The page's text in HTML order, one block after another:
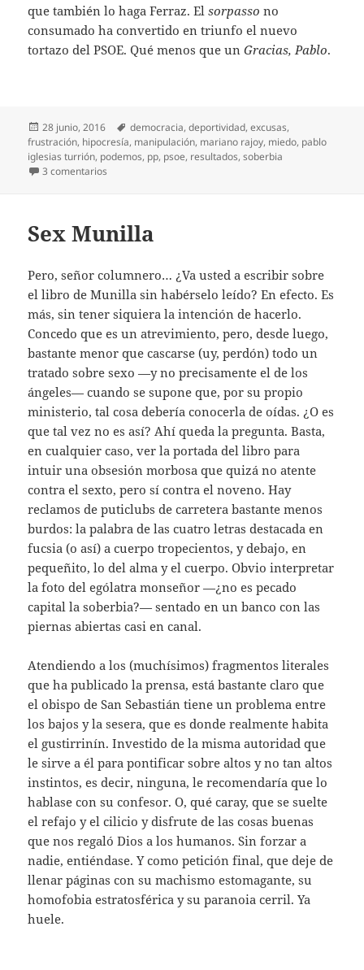
que también lo haga Ferraz. Elsorpasso no
consumado ha convertido en triunfo el nuevo
tortazo del PSOE. Qué menos que unGracias, Pablo.
Publicado
el
28 junio, 2016 Etiquetas
democracia,deportividad,excusas,
frustración, hipocresía, manipulación, mariano rajoy, miedo, pablo
iglesias turrión, podemos, pp, psoe, resultados,soberbia
3 comentarios
Sex Munilla
Pero, señor columnero… ¿Va usted a escribir sobre
el libro de Munilla sin habérselo leído? En efecto. Es
más, sin tener siquiera la intención de hacerlo.
Concedo que es un atrevimiento, pero, desde luego,
bastante menor que cascarse (uy, perdón) todo un
tratado sobre sexo —y no precisamente el de los
ángeles— cuando se supone que, por su propio
ministerio, tal cosa debería conocerla de oídas. ¿O es
que tal vez no es así? Ahí queda la pregunta. Basta,
en cualquier caso, ver la portada del libro para
intuir una obsesión morbosa que quizá no atente
contra el sexto, pero sí contra el noveno. Hay
reclamos de puticlubs de carretera bastante menos
burdos: la palabra de las cuatro letras destacada en
fucsia (o así) a cuerpo tropecientos, y debajo, en
pequeñito, lo del alma y el cuerpo. Obvio interpretar
la foto del ególatra monseñor —¿no es pecado
capital la soberbia?— sentado en un banco con las
piernas abiertas casi en canal.
Atendiendo a los (muchísimos) fragmentos literales
que ha publicado la prensa, está bastante claro que
el obispo de San Sebastián tiene un problema entre
los bajos y la sesera, que es donde realmente habita
el gustirrinín. Investido de la misma autoridad que
le sirve a él para pontificar sobre altos y no tan altos
instintos, es decir, ninguna, le recomendaría que lo
hablase con su confesor. O, qué caray, que se suelte
el refajo y el cilicio y disfrute de las cosas buenas
que nos regaló Dios a los humanos. Sin forzar a
nadie, entiéndase. Y como petición final, que deje de
llenar páginas con su machismo estomagante, su
homofobia estratosférica y su paranoia cerril. Ya
huele.